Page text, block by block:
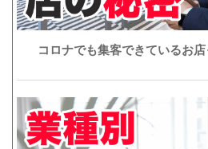
コロナでも集客できているお